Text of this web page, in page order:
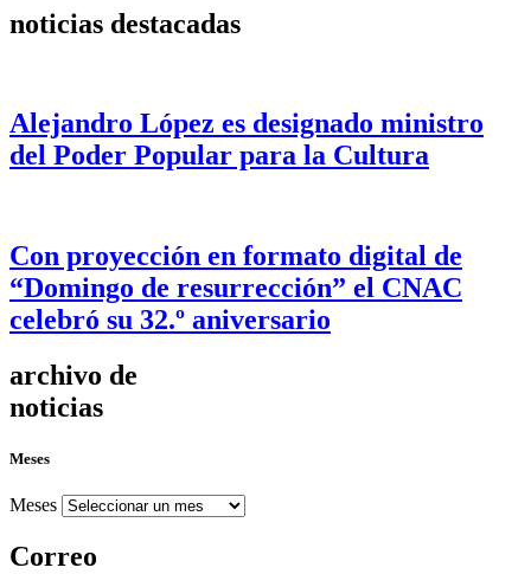
noticias destacadas
Alejandro López es designado ministro
del Poder Popular para la Cultura
Con proyección en formato digital de
“Domingo de resurrección” el CNAC
celebró su 32.º aniversario
archivo de
noticias
Meses
Meses
Correo